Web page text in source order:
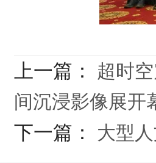
上一篇： 超时
间沉浸影像展开
下一篇： 大型